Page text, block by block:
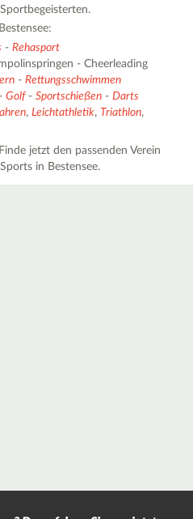
-Rehasport
- Cheerleading
-Rettungsschwimmen
-Golf-Sportschießen -Darts
,Leichtathletik,Triathlon,
jetzt den passenden Verein
in Bestensee.